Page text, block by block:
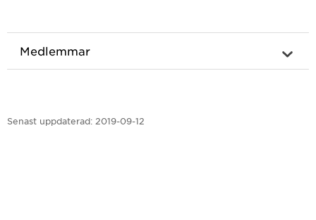
Medlemmar
Senast uppdaterad: 2019-09-12